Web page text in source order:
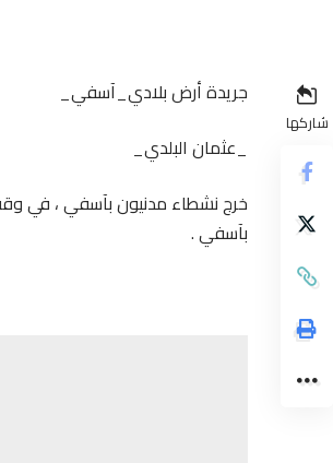
شاركها
جريدة أرض بلادي_آسفي_
_عثمان البلدي_
خرج نشطاء مدنيون بآسفي ، في
بآسفي .